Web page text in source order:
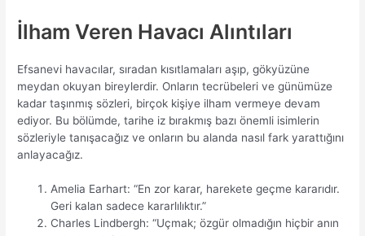
İlham Veren Havacı Alıntıları
Efsanevi havacılar, sıradan kısıtlamaları aşıp, gökyüzüne
meydan okuyan bireylerdir. Onların tecrübeleri ve günümüze
kadar taşınmış sözleri, birçok kişiye ilham vermeye devam
ediyor. Bu bölümde, tarihe iz bırakmış bazı önemli isimlerin
sözleriyle tanışacağız ve onların bu alanda nasıl fark yarattığını
anlayacağız.
Amelia Earhart: “En zor karar, harekete geçme kararıdır.
Geri kalan sadece kararlılıktır.”
Charles Lindbergh: “Uçmak; özgür olmadığın hiçbir anın